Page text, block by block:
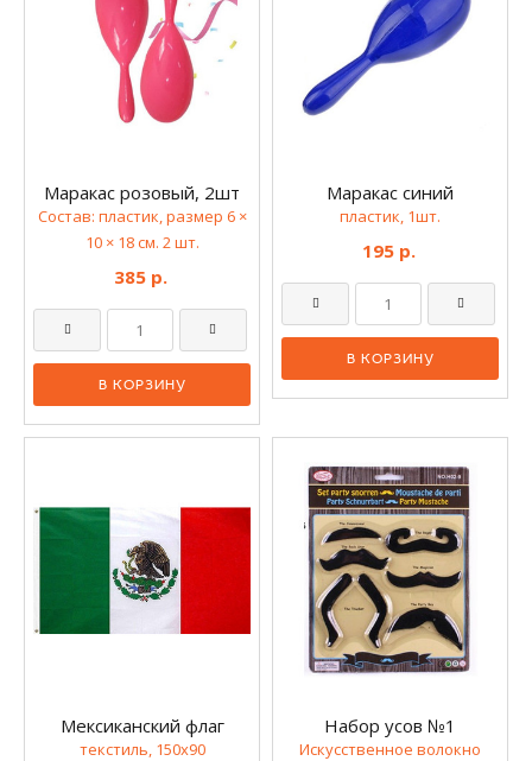
Маракас розовый, 2шт
Состав: пластик, размер 6 ×
10 × 18 см. 2 шт.
385 р.
Маракас синий
пластик, 1шт.
195 р.
Мексиканский флаг
текстиль, 150х90
Набор усов №1
Искусственное волокно